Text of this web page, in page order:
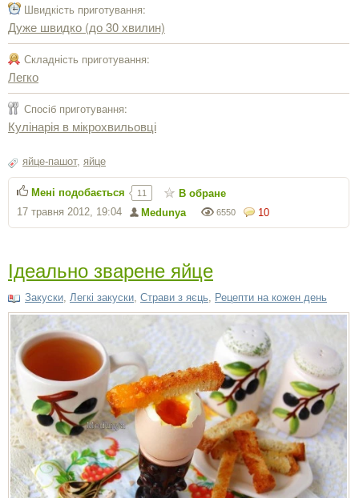
Швидкість приготування:
Дуже швидко (до 30 хвилин)
Складність приготування:
Легко
Спосіб приготування:
Кулінарія в мікрохвильовці
яйце-пашот, яйце
10
6550
Medunya
17 травня 2012, 19:04
Мені подобається 11 В обране
Ідеально зварене яйце
Закуски Легкі закуски Cтрави з яєць Рецепти на кожен день